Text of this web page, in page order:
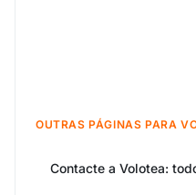
OUTRAS PÁGINAS PARA
Contacte a Volotea: